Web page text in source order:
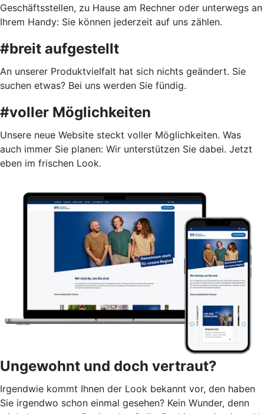
Geschäftsstellen, zu Hause am Rechner oder unterwegs an
Ihrem Handy: Sie können jederzeit auf uns zählen.
#breit aufgestellt
An unserer Produktvielfalt hat sich nichts geändert. Sie
suchen etwas? Bei uns werden Sie fündig.
#voller Möglichkeiten
Unsere neue Website steckt voller Möglichkeiten. Was
auch immer Sie planen: Wir unterstützen Sie dabei. Jetzt
eben im frischen Look.
Ungewohnt und doch vertraut?
Irgendwie kommt Ihnen der Look bekannt vor, den haben
Sie irgendwo schon einmal gesehen? Kein Wunder, denn